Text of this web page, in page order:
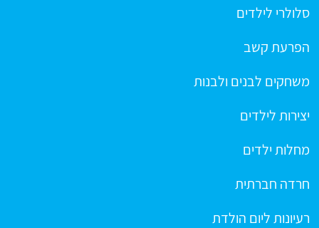
סלולרי לילדים
הפרעת קשב
משחקים לבנים ולבנות
יצירות לילדים
מחלות ילדים
חרדה חברתית
רעיונות ליום הולדת